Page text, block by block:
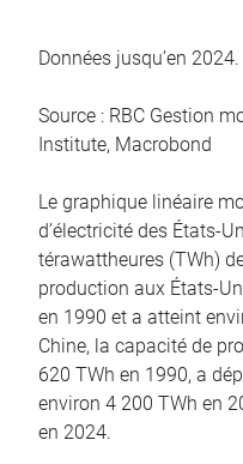
Données jusqu’en 2024.
Source : RBC Gestion
Institute, Macrobond
Le graphique linéaire
d’électricité des États-
térawattheures (TWh)
production aux États-
en 1990 et a atteint
Chine, la capacité de
620 TWh en 1990, a
environ 4 200 TWh en
en 2024.